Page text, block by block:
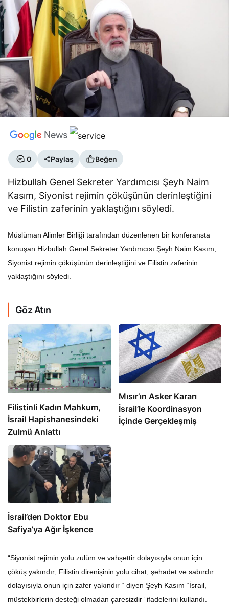
0 Paylaş Beğen
Hizbullah Genel Sekreter Yardımcısı Şeyh Naim
Kasım, Siyonist rejimin çöküşünün derinleştiğini
ve Filistin zaferinin yaklaştığını söyledi.
Müslüman Alimler Birliği tarafından düzenlenen bir konferansta
konuşan Hizbullah Genel Sekreter Yardımcısı Şeyh Naim Kasım,
Siyonist rejimin çöküşünün derinleştiğini ve Filistin zaferinin
yaklaştığını söyledi.
Göz Atın
Filistinli Kadın Mahkum,
İsrail Hapishanesindeki
Zulmü Anlattı
Mısır’ın Asker Kararı
İsrail’le Koordinasyon
İçinde Gerçekleşmiş
İsrail’den Doktor Ebu
Safiya’ya Ağır İşkence
“Siyonist rejimin yolu zulüm ve vahşettir dolayısıyla onun için
çöküş yakındır; Filistin direnişinin yolu cihat, şehadet ve sabırdır
dolayısıyla onun için zafer yakındır “ diyen Şeyh Kasım “İsrail,
müstekbirlerin desteği olmadan çaresizdir” ifadelerini kullandı.